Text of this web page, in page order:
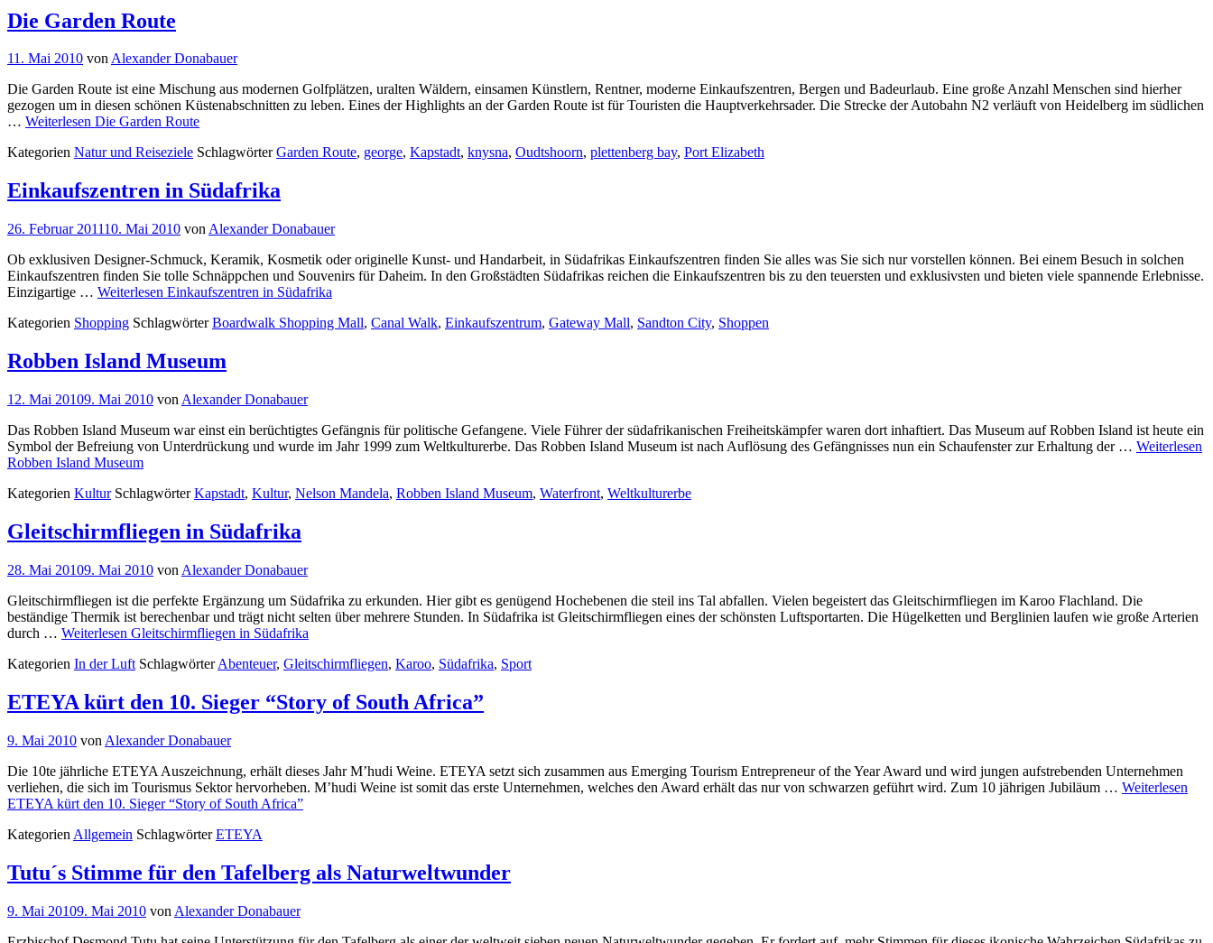
Die Garden Route
11. Mai 2010 vonAlexander Donabauer
Die Garden Route ist eine Mischung aus modernen Golfplätzen, uralten Wäldern, einsamen Künstlern, Rentner, moderne Einkaufszentren, Bergen und Badeurlaub. Eine große Anzahl Menschen sind hierher
gezogen um in diesen schönen Küstenabschnitten zu leben. Eines der Highlights an der Garden Route ist für Touristen die Hauptverkehrsader. Die Strecke der Autobahn N2 verläuft von Heidelberg im südlichen
… Weiterlesen Die Garden Route
Kategorien Natur und Reiseziele SchlagwörterGarden Route, george, Kapstadt, knysna, Oudtshoorn, plettenberg bay, Port Elizabeth
Einkaufszentren in Südafrika
26. Februar 201110. Mai 2010 von Alexander Donabauer
Ob exklusiven Designer-Schmuck, Keramik, Kosmetik oder originelle Kunst- und Handarbeit, in Südafrikas Einkaufszentren finden Sie alles was Sie sich nur vorstellen können. Bei einem Besuch in solchen
Einkaufszentren finden Sie tolle Schnäppchen und Souvenirs für Daheim. In den Großstädten Südafrikas reichen die Einkaufszentren bis zu den teuersten und exklusivsten und bieten viele spannende Erlebnisse.
Einzigartige … Weiterlesen Einkaufszentren in Südafrika
Kategorien Shopping SchlagwörterBoardwalk Shopping Mall, Canal Walk, Einkaufszentrum, Gateway Mall, Sandton City, Shoppen
Robben Island Museum
12. Mai 20109. Mai 2010 von Alexander Donabauer
Das Robben Island Museum war einst ein berüchtigtes Gefängnis für politische Gefangene. Viele Führer der südafrikanischen Freiheitskämpfer waren dort inhaftiert. Das Museum auf Robben Island ist heute ein
Symbol der Befreiung von Unterdrückung und wurde im Jahr 1999 zum Weltkulturerbe. Das Robben Island Museum ist nach Auflösung des Gefängnisses nun ein Schaufenster zur Erhaltung der … Weiterlesen
Robben Island Museum
Kategorien Kultur SchlagwörterKapstadt, Kultur, Nelson Mandela, Robben Island Museum, Waterfront, Weltkulturerbe
Gleitschirmfliegen in Südafrika
28. Mai 20109. Mai 2010 von Alexander Donabauer
Gleitschirmfliegen ist die perfekte Ergänzung um Südafrika zu erkunden. Hier gibt es genügend Hochebenen die steil ins Tal abfallen. Vielen begeistert das Gleitschirmfliegen im Karoo Flachland. Die
beständige Thermik ist berechenbar und trägt nicht selten über mehrere Stunden. In Südafrika ist Gleitschirmfliegen eines der schönsten Luftsportarten. Die Hügelketten und Berglinien laufen wie große Arterien
durch … Weiterlesen Gleitschirmfliegen in Südafrika
Kategorien In der Luft SchlagwörterAbenteuer, Gleitschirmfliegen, Karoo, Südafrika, Sport
ETEYA kürt den 10. Sieger “Story of South Africa”
9. Mai 2010 von Alexander Donabauer
Die 10te jährliche ETEYA Auszeichnung, erhält dieses Jahr M’hudi Weine. ETEYA setzt sich zusammen aus Emerging Tourism Entrepreneur of the Year Award und wird jungen aufstrebenden Unternehmen
verliehen, die sich im Tourismus Sektor hervorheben. M’hudi Weine ist somit das erste Unternehmen, welches den Award erhält das nur von schwarzen geführt wird. Zum 10 jährigen Jubiläum … Weiterlesen
ETEYA kürt den 10. Sieger “Story of South Africa”
Kategorien Allgemein SchlagwörterETEYA
Tutu´s Stimme für den Tafelberg als Naturweltwunder
9. Mai 20109. Mai 2010 von Alexander Donabauer